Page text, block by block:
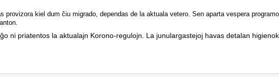
provizora kiel dum ĉiu migrado, dependas de la aktuala vetero. Sen aparta vespera
ni priatentos la aktualajn Korono-regulojn. La junulargastejoj havas detalan